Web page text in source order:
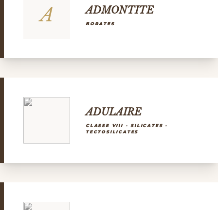
A ADMONTITE
BORATES
ADULAIRE
CLASSE VIII - SILICATES -
TECTOSILICATES